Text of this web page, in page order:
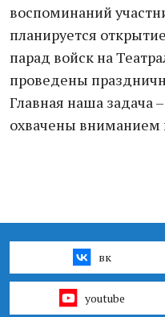
воспоминаний
планируется
парад войск на
проведены
Главная наша задача
охвачены вниманием
вк
youtube